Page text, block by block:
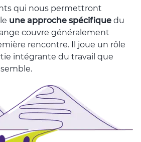
qui nous permettront
une approche spécifique du
couvre généralement
rencontre. Il joue un rôle
intégrante du travail que